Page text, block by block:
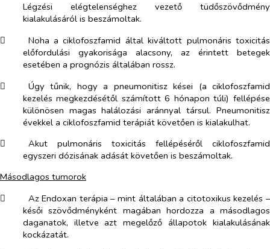
Légzési elégtelenséghez vezető tüdőszövődmény
kialakulásáról is beszámoltak.
​
Noha a ciklofoszfamid által kiváltott pulmonáris toxicitás
előfordulási gyakorisága alacsony, az érintett betegek
esetében a prognózis általában rossz.
​
Úgy tűnik, hogy a pneumonitisz kései (a ciklofoszfamid
kezelés megkezdésétől számított 6 hónapon túli) fellépése
különösen magas halálozási aránnyal társul. Pneumonitisz
évekkel a ciklofoszfamid terápiát követően is kialakulhat.
​
Akut pulmonáris toxicitás fellépéséről ciklofoszfamid
egyszeri dózisának adását követően is beszámoltak.
Másodlagos tumorok
​
Az Endoxan terápia – mint általában a citotoxikus kezelés –
késői szövődményként magában hordozza a másodlagos
daganatok, illetve azt megelőző állapotok kialakulásának
kockázatát.